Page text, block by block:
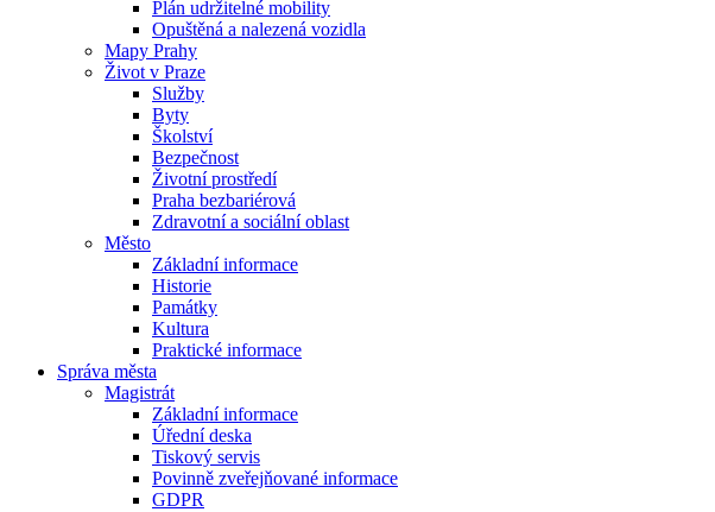
Plán udržitelné mobility
Opuštěná a nalezená vozidla
Mapy Prahy
Život v Praze
Služby
Byty
Školství
Bezpečnost
Životní prostředí
Praha bezbariérová
Zdravotní a sociální oblast
Město
Základní informace
Historie
Památky
Kultura
Praktické informace
Správa města
Magistrát
Základní informace
Úřední deska
Tiskový servis
Povinně zveřejňované informace
GDPR